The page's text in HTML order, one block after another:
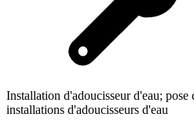
Installation d'adoucisseur d'eau; pose
installations d'adoucisseurs d'eau